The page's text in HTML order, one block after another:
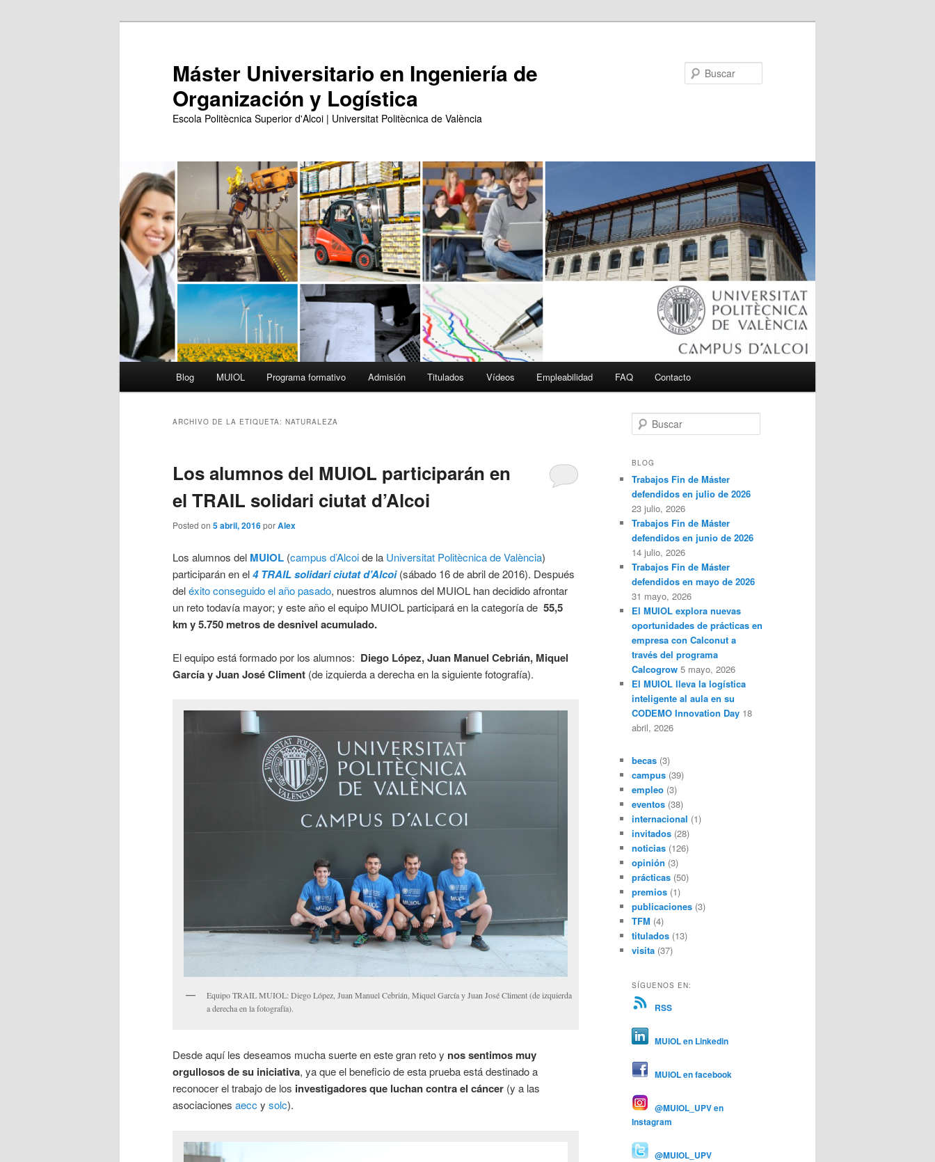
Máster Universitario en Ingeniería de
Organización y Logística
Escola Politècnica Superior d'Alcoi | Universitat Politècnica de València
Blog MUIOL Programa formativo Admisión Titulados Vídeos Empleabilidad FAQ Contacto
ARCHIVO DE LA ETIQUETA: NATURALEZA
Los alumnos del MUIOL participarán en
el TRAIL solidari ciutat d’Alcoi
Posted on 5 abril, 2016porAlex
Los alumnos del MUIOL (campus d’Alcoide la Universitat Politècnica de València)
participarán en el4 TRAIL solidari ciutat d’Alcoi(sábado 16 de abril de 2016). Después
deléxito conseguido el año pasado, nuestros alumnos del MUIOL han decidido afrontar
un reto todavía mayor; y este año el equipo MUIOL participará en la categoría de 55,5
km y 5.750 metros de desnivel acumulado.
El equipo está formado por los alumnos: Diego López, Juan Manuel Cebrián, Miquel
García y Juan José Climent (de izquierda a derecha en la siguiente fotografía).
Equipo TRAIL MUIOL: Diego López, Juan Manuel Cebrián, Miquel García y Juan José Climent (de izquierda
a derecha en la fotografía).
Desde aquí les deseamos mucha suerte en este gran reto y nos sentimos muy
orgullosos de su iniciativa, ya que el beneficio de esta prueba está destinado a
reconocer el trabajo de los investigadores que luchan contra el cáncer (y a las
asociaciones aecc y solc).
u
c
r
BLOG
Trabajos Fin de Máster
defendidos en julio de 2026
23 julio, 2026
Trabajos Fin de Máster
defendidos en junio de 2026
14 julio, 2026
Trabajos Fin de Máster
defendidos en mayo de 2026
31 mayo, 2026
El MUIOL explora nuevas
oportunidades de prácticas en
empresa con Calconut a
través del programa
Calcogrow 5 mayo, 2026
El MUIOL lleva la logística
inteligente al aula en su
CODEMO Innovation Day 18
abril, 2026
becas (3)
campus (39)
empleo (3)
eventos (38)
internacional (1)
invitados (28)
noticias (126)
opinión (3)
prácticas (50)
premios (1)
publicaciones (3)
TFM (4)
titulados (13)
visita (37)
SÍGUENOS EN:
RSS
MUIOL en Linkedin
MUIOL en facebook
@MUIOL_UPV en
Instagram
@MUIOL_UPV